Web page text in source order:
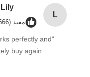
L
Lily
مفید (666)
perfectly and
buy again."